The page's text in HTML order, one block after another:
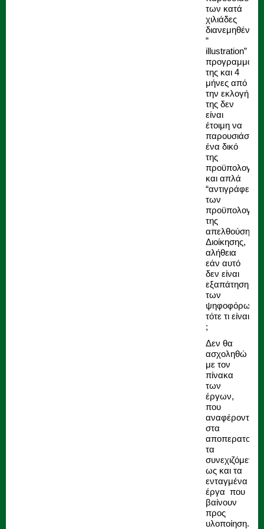
των κατά
χιλιάδες
“
illustration”
της και 4
μήνες από
την εκλογή
της δεν
είναι
έτοιμη να
παρουσιάσει
ένα δικό
της
και απλά
“αντιγράφει”
των
της
απελθούσης
Διοίκησης,
αλήθεια
εάν αυτό
δεν είναι
εξαπάτηση
των
ψηφοφόρων,
τότε τι είναι
;
Δεν θα
ασχοληθώ
με τον
πίνακα
των
έργων,
που
αναφέρονται
στα
τα
συνεχιζόμενα
ως και τα
ενταγμένα
έργα που
βαίνουν
προς
υλοποίηση.